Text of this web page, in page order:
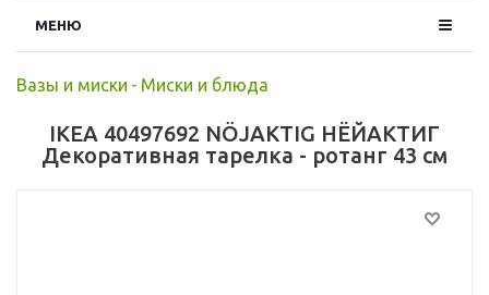
МЕНЮ
Вазы и миски - Миски и блюда
IKEA 40497692 NÖJAKTIG НЁЙАКТИГ
Декоративная тарелка - ротанг 43 см